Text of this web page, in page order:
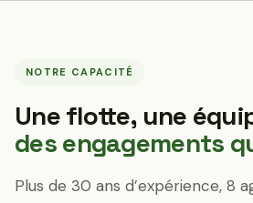
NOTRE CAPACITÉ
Une flotte, une
des engagements
Plus de 30 ans d’expérience, 8